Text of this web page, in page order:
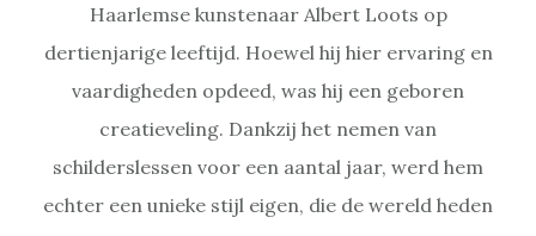
Haarlemse kunstenaar Albert Loots op
dertienjarige leeftijd. Hoewel hij hier ervaring en
vaardigheden opdeed, was hij een geboren
creatieveling. Dankzij het nemen van
schilderslessen voor een aantal jaar, werd hem
echter een unieke stijl eigen, die de wereld heden